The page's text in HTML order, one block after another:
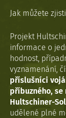
Jak můžete
Projekt
informace o
hodnost,
vyznamenání,
příslušníci
příbuzného,
Hultschiner-
udělené plné